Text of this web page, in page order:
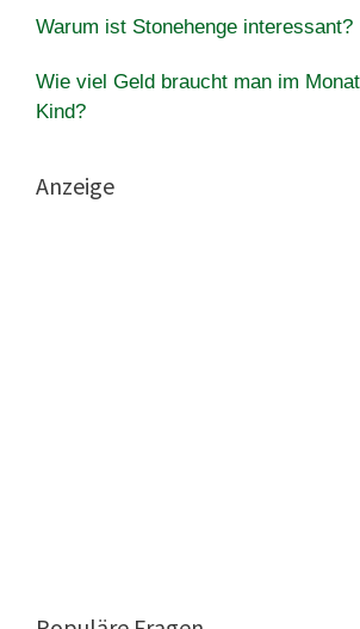
Warum ist Stonehenge interessant?
Wie viel Geld braucht man im
Kind?
Anzeige